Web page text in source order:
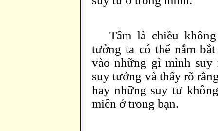
Tâm là chiều
tưởng ta có thể nắm
vào những gì mình
suy tưởng và thấy rõ
hay những suy tư
miên ở trong bạn.